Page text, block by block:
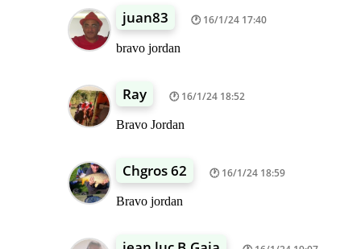
juan83 16/1/24 17:40
bravo jordan
Ray 16/1/24 18:52
Bravo Jordan
Chgros 62 16/1/24 18:59
Bravo jordan